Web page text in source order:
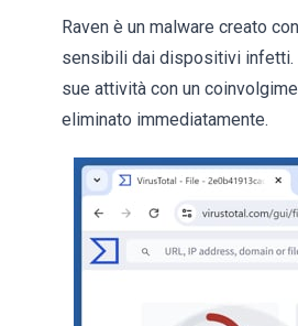
Raven è un malware creato
sensibili dai dispositivi infetti.
sue attività con un
eliminato immediatamente.